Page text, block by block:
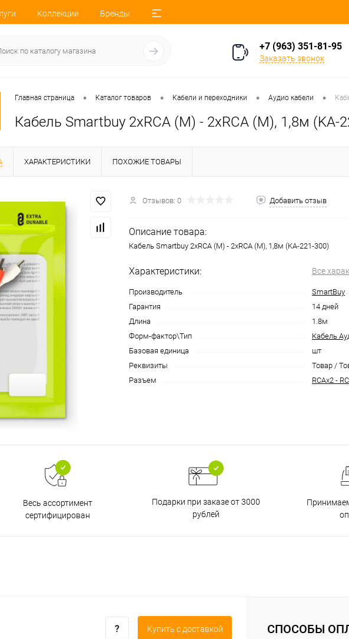
Коллекции Бренды
+7 (963) 351-81-95
Заказать звонок
Главная страница • Каталог товаров • Кабели и переходники • Аудио кабели •
Кабель Smartbuy 2xRCA (M) - 2xRCA (M), 1,8м (KA-
ХАРАКТЕРИСТИКИ ПОХОЖИЕ ТОВАРЫ
Отзывов: 0 Добавить отзыв
Описание товара:
Кабель Smartbuy 2xRCA (M) - 2xRCA (M), 1,8м (KA-221-300)
Характеристики: Все
Производитель
SmartBuy
Гарантия
14 дней
Длина
1.8м
Форм-фактор\Тип
Кабель
Базовая единица
шт
Реквизиты
Товар /
Разъем
RCAx2 -
Весь ассортимент
сертифицирован
Подарки при заказе от 3000
рублей
Купить c доставкой СПОСОБЫ